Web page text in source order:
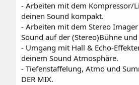
- Arbeiten mit dem Kompressor/
deinen Sound kompakt.
- Arbeiten mit dem Stereo
Sound auf der (Stereo)Bühne
- Umgang mit Hall & Echo-
deinem Sound Atmosphäre.
- Tiefenstaffelung, Atmo und
DER MIX.